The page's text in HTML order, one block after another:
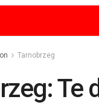
Tarnobrzeg
Te